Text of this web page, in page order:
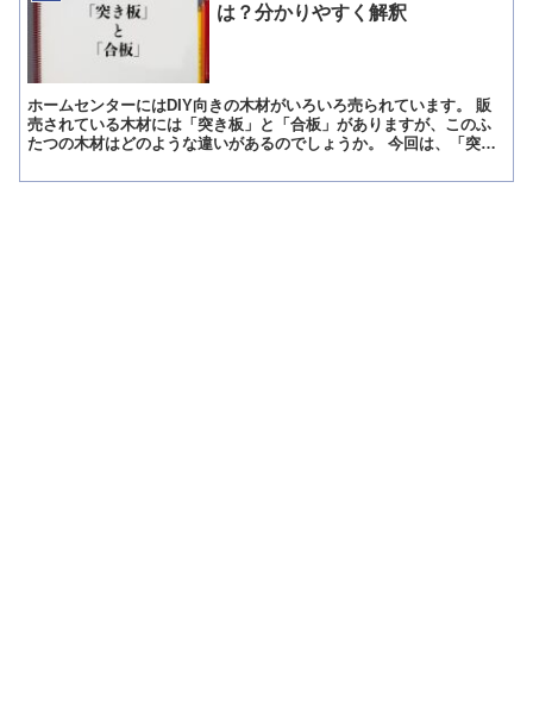
は？分かりやすく解釈
ホームセンターにはDIY向きの木材がいろいろ売られています。 販
売されている木材には「突き板」と「合板」がありますが、このふ
たつの木材はどのような違いがあるのでしょうか。 今回は、「突き